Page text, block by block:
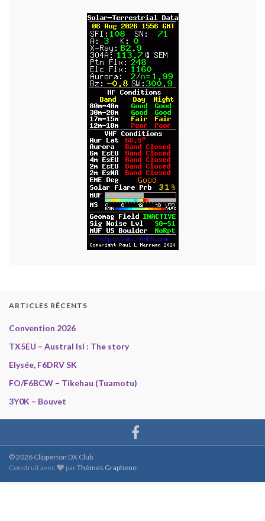
ARTICLES RÉCENTS
Convention 2026
TX5EU – Austral Isl : The story
Elysée, F6DRV SK
FO/F6BCW – Tikehau (Tuamotu)
3Y0K – Bouvet
© 2026 Clipperton DX Club.
Construit avec
parThèmes Graphene.